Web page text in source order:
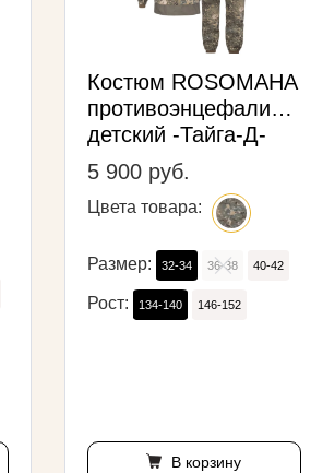
Костюм ROSOMAHA
противоэнцефалитный
детский -Тайга-Д-
5 900 руб.
Цвета товара:
Размер: 32-34 36-38 40-42
Рост: 134-140 146-152
В корзину